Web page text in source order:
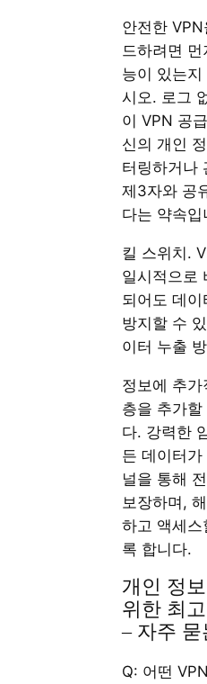
안전한
드하려면
능이 있는지
시오. 로그
이 VPN 공
신의 개인
터링하거나
제3자와 공
다는 약속입
킬 스위치.
일시적으로
되어도 데이
방지할 수
이터 누출
정보에 추가
층을 추가할
다. 강력한
든 데이터가
널을 통해
보장하며,
하고 액세스
록 합니다.
개인 정
위한 최
– 자주 묻
Q: 어떤